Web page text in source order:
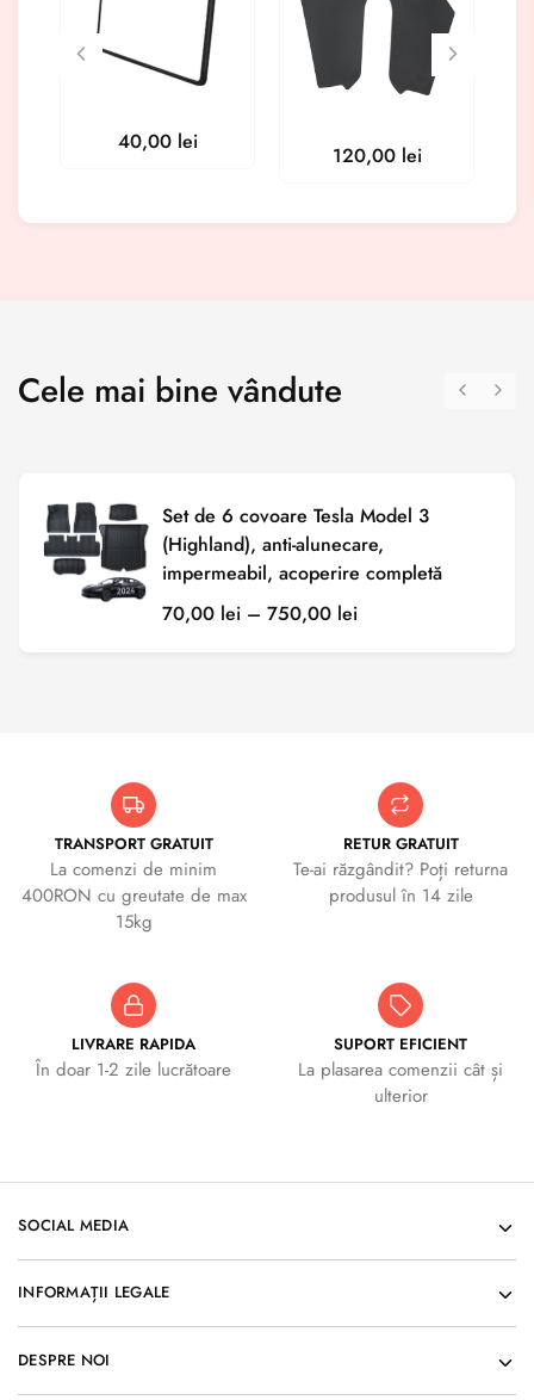
40,00 lei
120,00 lei
Cele mai bine vândute
Set de 6 covoare Tesla Model 3
(Highland), anti-alunecare,
impermeabil, acoperire completă
70,00 lei – 750,00 lei
TRANSPORT GRATUIT
La comenzi de minim
400RON cu greutate de max
15kg
RETUR GRATUIT
Te-ai răzgândit? Poți returna
produsul în 14 zile
LIVRARE RAPIDA
În doar 1-2 zile lucrătoare
SUPORT EFICIENT
La plasarea comenzii cât și
ulterior
SOCIAL MEDIA
INFORMAȚII LEGALE
DESPRE NOI